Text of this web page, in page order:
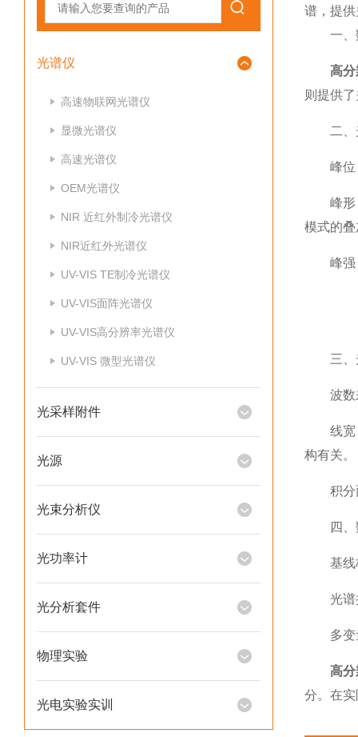
光谱仪
高速物联网光谱仪
显微光谱仪
高速光谱仪
OEM光谱仪
NIR 近红外制冷光谱仪
NIR近红外光谱仪
UV-VIS TE制冷光谱仪
UV-VIS面阵光谱仪
UV-VIS高分辨率光谱仪
UV-VIS 微型光谱仪
光采样附件
光源
光束分析仪
光功率计
光分析套件
物理实验
光电实验实训
谱，提
一、
高
则提供
二、
峰位：
峰形：
模式的
峰强：
三、
波数差
线宽：
构有关。
积分面
四、
基线校
光谱拟
多变量
高
分。在